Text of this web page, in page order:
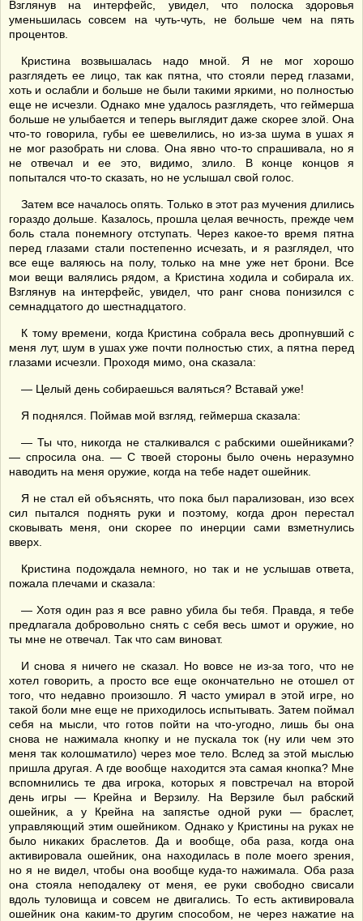
Взглянув на интерфейс, увидел, что полоска здоровья
уменьшилась совсем на чуть-чуть, не больше чем на пять
процентов.
Кристина возвышалась надо мной. Я не мог хорошо
разглядеть ее лицо, так как пятна, что стояли перед глазами,
хоть и ослабли и больше не были такими яркими, но полностью
еще не исчезли. Однако мне удалось разглядеть, что геймерша
больше не улыбается и теперь выглядит даже скорее злой. Она
что-то говорила, губы ее шевелились, но из-за шума в ушах я
не мог разобрать ни слова. Она явно что-то спрашивала, но я
не отвечал и ее это, видимо, злило. В конце концов я
попытался что-то сказать, но не услышал свой голос.
Затем все началось опять. Только в этот раз мучения длились
гораздо дольше. Казалось, прошла целая вечность, прежде чем
боль стала понемногу отступать. Через какое-то время пятна
перед глазами стали постепенно исчезать, и я разглядел, что
все еще валяюсь на полу, только на мне уже нет брони. Все
мои вещи валялись рядом, а Кристина ходила и собирала их.
Взглянув на интерфейс, увидел, что ранг снова понизился с
семнадцатого до шестнадцатого.
К тому времени, когда Кристина собрала весь дропнувший с
меня лут, шум в ушах уже почти полностью стих, а пятна перед
глазами исчезли. Проходя мимо, она сказала:
— Целый день собираешься валяться? Вставай уже!
Я поднялся. Поймав мой взгляд, геймерша сказала:
— Ты что, никогда не сталкивался с рабскими ошейниками?
— спросила она. — С твоей стороны было очень неразумно
наводить на меня оружие, когда на тебе надет ошейник.
Я не стал ей объяснять, что пока был парализован, изо всех
сил пытался поднять руки и поэтому, когда дрон перестал
сковывать меня, они скорее по инерции сами взметнулись
вверх.
Кристина подождала немного, но так и не услышав ответа,
пожала плечами и сказала:
— Хотя один раз я все равно убила бы тебя. Правда, я тебе
предлагала добровольно снять с себя весь шмот и оружие, но
ты мне не отвечал. Так что сам виноват.
И снова я ничего не сказал. Но вовсе не из-за того, что не
хотел говорить, а просто все еще окончательно не отошел от
того, что недавно произошло. Я часто умирал в этой игре, но
такой боли мне еще не приходилось испытывать. Затем поймал
себя на мысли, что готов пойти на что-угодно, лишь бы она
снова не нажимала кнопку и не пускала ток (ну или чем это
меня так колошматило) через мое тело. Вслед за этой мыслью
пришла другая. А где вообще находится эта самая кнопка? Мне
вспомнились те два игрока, которых я повстречал на второй
день игры — Крейна и Верзилу. На Верзиле был рабский
ошейник, а у Крейна на запястье одной руки — браслет,
управляющий этим ошейником. Однако у Кристины на руках не
было никаких браслетов. Да и вообще, оба раза, когда она
активировала ошейник, она находилась в поле моего зрения,
но я не видел, чтобы она вообще куда-то нажимала. Оба раза
она стояла неподалеку от меня, ее руки свободно свисали
вдоль туловища и совсем не двигались. То есть активировала
ошейник она каким-то другим способом, не через нажатие на